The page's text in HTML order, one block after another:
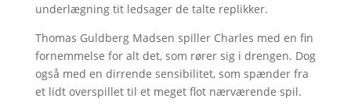
underlægning tit ledsager de talte replikker.
Thomas Guldberg Madsen spiller Charles med en fin
fornemmelse for alt det, som rører sig i drengen. Dog
også med en dirrende sensibilitet, som spænder fra
et lidt overspillet til et meget flot nærværende spil.